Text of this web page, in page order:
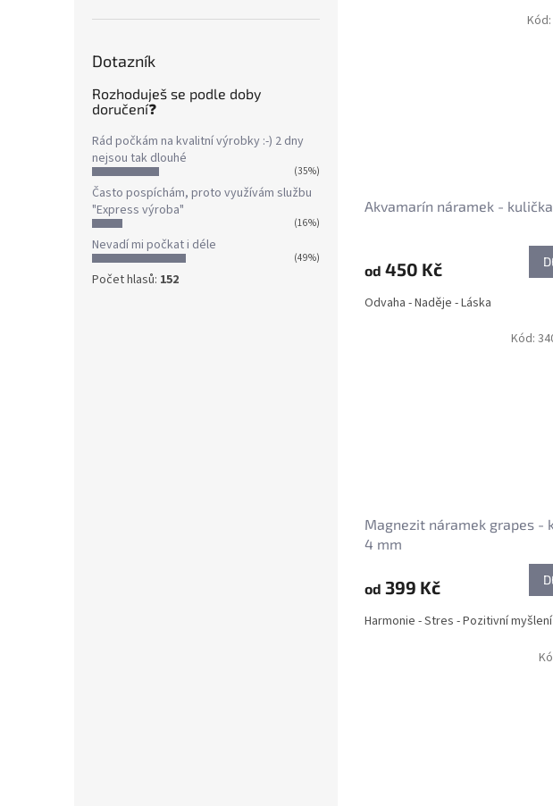
Dotazník
Rozhoduješ se podle doby
doručení❓
Rád počkám na kvalitní výrobky :-) 2 dny
nejsou tak dlouhé
(35%)
Často pospíchám, proto využívám službu
"Express výroba"
(16%)
Nevadí mi počkat i déle
(49%)
Počet hlasů: 152
Akvamarín náramek -
od 450 Kč
Odvaha - Naděje - Láska
Kód:
Magnezit náramek grapes -
4 mm
od 399 Kč
Harmonie - Stres - Pozitivní myšlení
Kód: